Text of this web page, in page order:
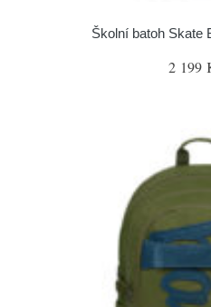
Školní batoh Skate
2 199